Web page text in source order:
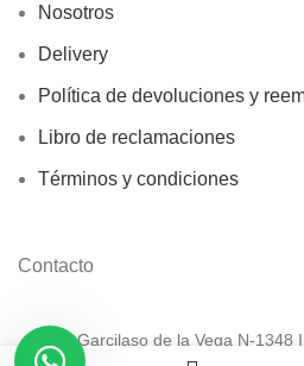
Nosotros
Delivery
Política de devoluciones y
Libro de reclamaciones
Términos y condiciones
Contacto
Av. Garcilaso de la Vega N-